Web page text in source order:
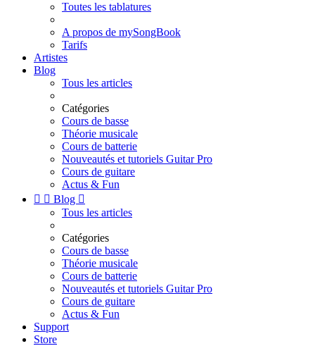
Toutes les tablatures
A propos de mySongBook
Tarifs
Artistes
Blog
Tous les articles
Catégories
Cours de basse
Théorie musicale
Cours de batterie
Nouveautés et tutoriels Guitar Pro
Cours de guitare
Actus & Fun
  Blog 
Tous les articles
Catégories
Cours de basse
Théorie musicale
Cours de batterie
Nouveautés et tutoriels Guitar Pro
Cours de guitare
Actus & Fun
Support
Store